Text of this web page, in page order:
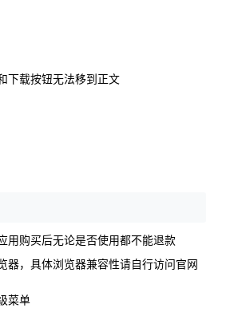
下载按钮无法移到正文
用购买后无论是否使用都不能退款
器，具体浏览器兼容性请自行访问官网
菜单